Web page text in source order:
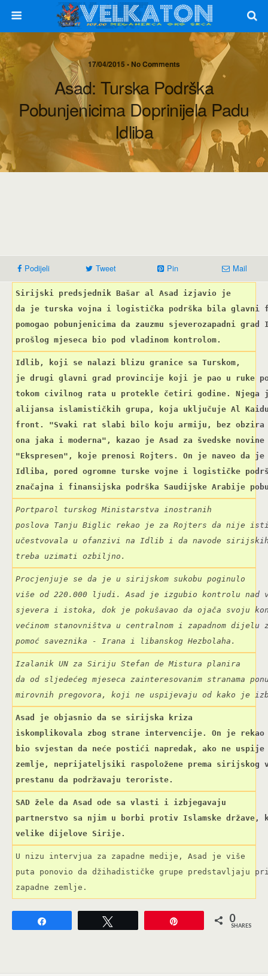
17/04/2015 • No Comments
Asad: Turska Podrška
Pobunjenicima Doprinijela Padu
Idliba
Podijeli Tweet Pin Mail
Sirijski predsjednik Bašar al Asad izjavio je
da je turska vojna i logistička podrška bila
pomogao pobunjenicima da zauzmu sjeverozapadni
prošlog mjeseca bio pod vladinom kontrolom.
Idlib, koji se nalazi blizu granice sa Turskom,
je drugi glavni grad provincije koji je pao u ruke
tokom civilnog rata u protekle četiri godine. Njega
alijansa islamističkih grupa, koja uključuje Al
front. "Svaki rat slabi bilo koju armiju, bez
ona jaka i moderna", kazao je Asad za švedske novine
"Ekspresen", koje prenosi Rojters. On je naveo da je
Idliba, pored ogromne turske vojne i logističke
značajna i finansijska podrška Saudijske Arabije
Portparol turskog Ministarstva inostranih
poslova Tanju Biglic rekao je za Rojters da nije
učestvovala u ofanzivi na Idlib i da navode
treba uzimati ozbiljno.
Procjenjuje se da je u sirijskom sukobu poginulo
više od 220.000 ljudi. Asad je izgubio kontrolu nad
sjevera i istoka, dok je pokušavao da ojača svoju
većinom stanovništva u centralnom i zapadnom dijelu
pomoć saveznika - Irana i libanskog Hezbolaha.
Izalanik UN za Siriju Stefan de Mistura planira
da od sljedećeg mjeseca zainteresovanim stranama
mirovnih pregovora, koji ne uspijevaju od kako je
Asad je objasnio da se sirijska kriza
iskomplikovala zbog strane intervencije. On je
bio svjestan da neće postići napredak, ako ne
zemlje, neprijateljsiki raspoložene prema sirijskog
prestanu da podržavaju teroriste.
SAD žele da Asad ode sa vlasti i izbjegavaju
partnerstvo sa njim u borbi protiv Islamske države,
velike dijelove Sirije.
U nizu intervjua za zapadne medije, Asad je više
puta ponovio da džihadističke grupe predstavljaju
zapadne zemlje.
0
SHARES